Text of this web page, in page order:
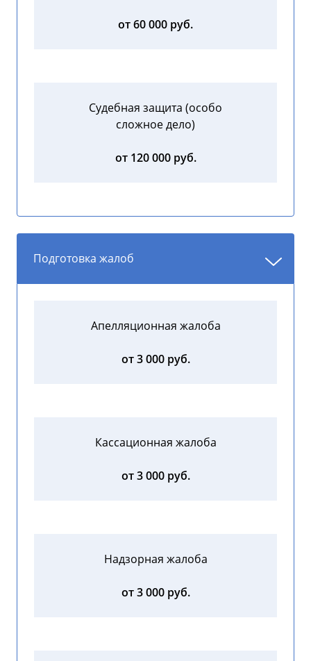
от 60 000 руб.
Судебная защита (особо
сложное дело)
от 120 000 руб.
Подготовка жалоб
Апелляционная жалоба
от 3 000 руб.
Кассационная жалоба
от 3 000 руб.
Надзорная жалоба
от 3 000 руб.